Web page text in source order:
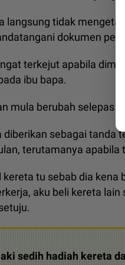
langsung tidak
dokumen
terkejut apabila
ibu bapa.
mula berubah selepas
diberikan sebagai tanda
terutamanya
tu sebab dia
aku beli kereta
sedih hadiah kereta